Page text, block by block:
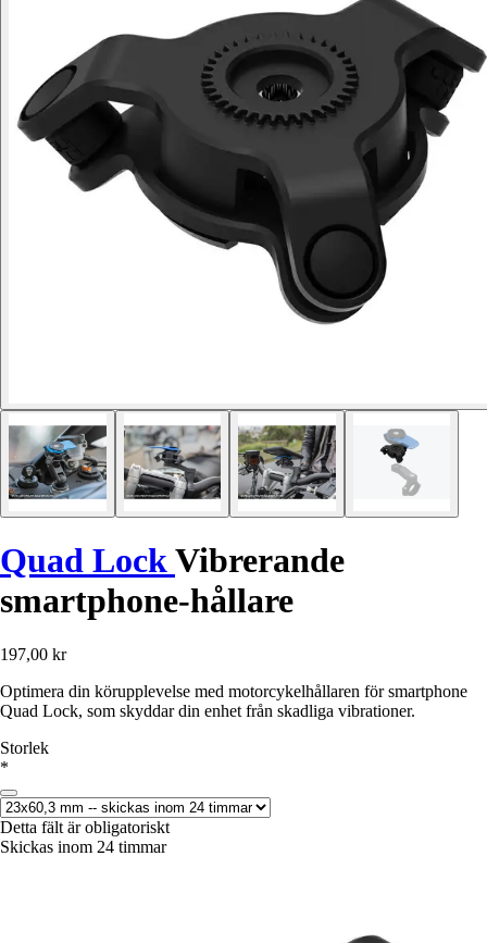
Quad LockVibrerande
smartphone-hållare
197,00 kr
Optimera din körupplevelse med motorcykelhållaren för smartphone
Quad Lock, som skyddar din enhet från skadliga vibrationer.
Storlek
*
Detta fält är obligatoriskt
Skickas inom 24 timmar